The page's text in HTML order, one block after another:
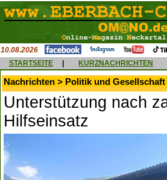
10.08.2026
STARTSEITE
KURZNACHRICHTEN
Nachrichten > Politik und Gesellschaft
Unterstützung nach
Hilfseinsatz